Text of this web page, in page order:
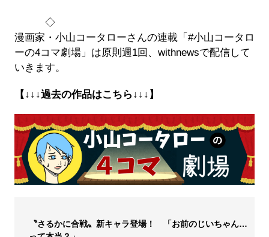
◇
漫画家・小山コータローさんの連載「#小山コータロ
ーの4コマ劇場」は原則週1回、withnewsで配信して
いきます。
【↓↓↓過去の作品はこちら↓↓↓】
〝さるかに合戦〟新キャラ登場！ 「お前のじいちゃん…